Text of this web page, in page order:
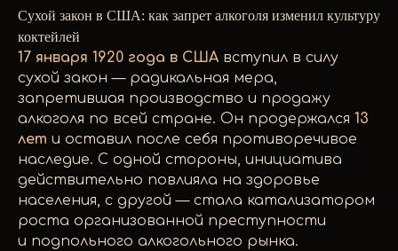
Сухой закон в США: как запрет алкоголя изменил культуру
коктейлей
17 января 1920 года в США вступил в силу
сухой закон — радикальная мера,
запретившая производство и продажу
алкоголя по всей стране. Он продержался 13
лет и оставил после себя противоречивое
наследие. С одной стороны, инициатива
действительно повлияла на здоровье
населения, с другой — стала катализатором
роста организованной преступности
и подпольного алкогольного рынка.